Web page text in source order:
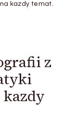
kazdy temat.
z
kazdy